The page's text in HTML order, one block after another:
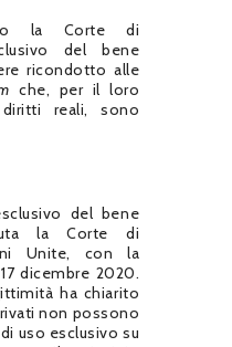
la Corte di
del bene
ricondotto alle
che, per il loro
reali, sono
del bene
la Corte di
Unite, con la
dicembre 2020.
ha chiarito
non possono
uso esclusivo su